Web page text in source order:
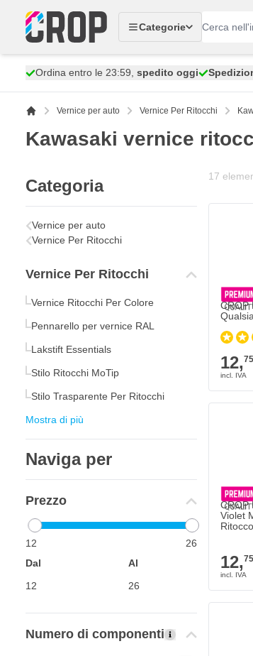
Categorie
Ordina entro le 23:59, spedito oggi
Vernice per auto Vernice Per Ritocchi
Kawasaki vernice
Categoria
Vernice per auto
Vernice Per Ritocchi
Vernice Per Ritocchi
Vernice Ritocchi Per Colore
Pennarello per vernice RAL
Lakstift Essentials
Stilo Ritocchi MoTip
Stilo Trasparente Per Ritocchi
Mostra di più
Naviga per
Prezzo
12
26
Dal
Al
Numero di componenti
17
CROP
12,75
CROP
Violet
12,75